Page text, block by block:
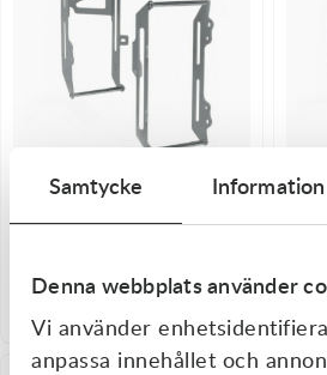
Samtycke Information
Denna webbplats använder
Vi använder
anpassa innehållet och
Passar ditt fordon
Holeshot
17-19 m.fl.
1 419,00kr
I lager
17-
1
I lager